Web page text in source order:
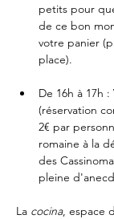
petits pour
de ce bon
votre panier
place).
De 16h à 17h
(réservation
2€ par
romaine à la
des
pleine
La cocina, espace